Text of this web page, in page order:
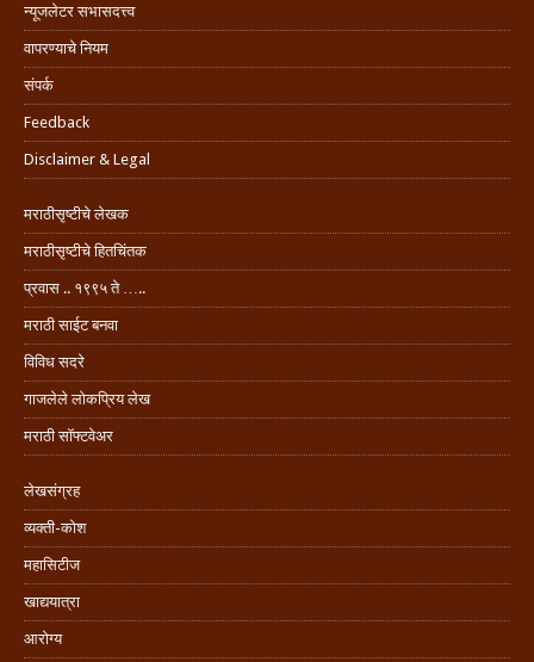
न्यूजलेटर सभासदत्त्व
वापरण्याचे नियम
संपर्क
Feedback
Disclaimer & Legal
मराठीसृष्टीचे लेखक
मराठीसृष्टीचे हितचिंतक
प्रवास .. १९९५ ते …..
मराठी साईट बनवा
विविध सदरे
गाजलेले लोकप्रिय लेख
मराठी सॉफ्टवेअर
लेखसंग्रह
व्यक्ती-कोश
महासिटीज
खाद्ययात्रा
आरोग्य